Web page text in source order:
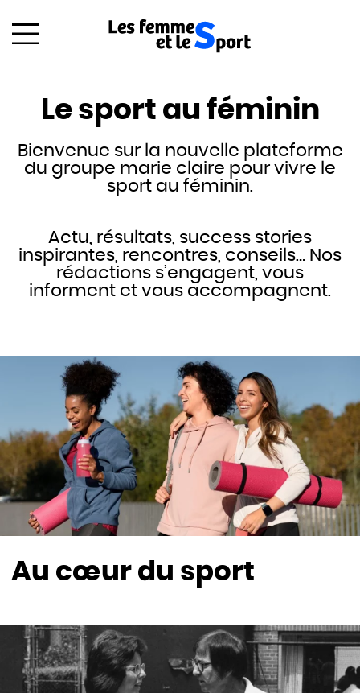
Le sport au féminin
Bienvenue sur la nouvelle plateforme
du groupe marie claire pour vivre le
sport au féminin.
Actu, résultats, success stories
inspirantes, rencontres, conseils… Nos
rédactions s’engagent, vous
informent et vous accompagnent.
Au cœur du sport